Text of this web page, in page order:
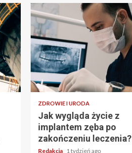
ZDROWIE I URODA
Jak wygląda życie z
implantem zęba po
zakończeniu leczenia?
Redakcja 1 tydzień ago